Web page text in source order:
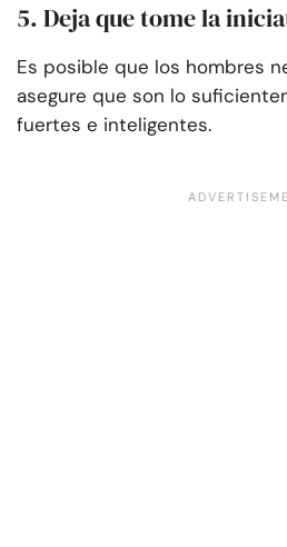
5. Deja que tome la
Es posible que los hombres
asegure que son lo
fuertes e inteligentes.